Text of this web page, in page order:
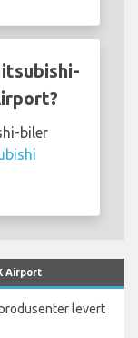
biler
Airport
levert